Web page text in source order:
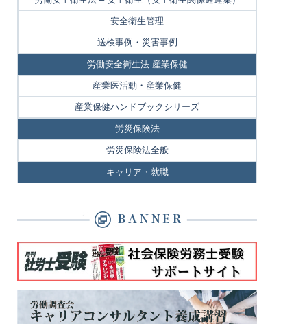
安全衛生管理
送検事例・災害事例
労働安全衛生法-産業保健
産業医活動・産業保健
産業保健ハンドブックシリーズ
労災保険法
労災保険法全般
キャリア・就職